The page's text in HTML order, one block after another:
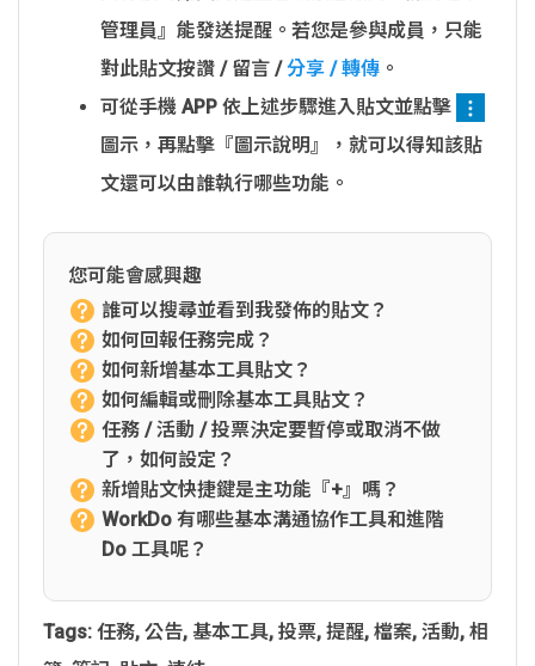
管理員』能發送提醒。若您是參與成員，只能
對此貼文按讚 / 留言 /分享 / 轉傳 。
可從手機 APP 依上述步驟進入貼文並點擊
圖示，再點擊『圖示說明』，就可以得知該貼
文還可以由誰執行哪些功能。
您可能會感興趣
誰可以搜尋並看到我發佈的貼文？
如何回報任務完成？
如何新增基本工具貼文？
如何編輯或刪除基本工具貼文？
任務 / 活動 / 投票決定要暫停或取消不做
了，如何設定？
新增貼文快捷鍵是主功能『+』嗎？
WorkDo 有哪些基本溝通協作工具和進階
Do 工具呢？
Tags: 任務, 公告, 基本工具, 投票, 提醒, 檔案, 活動, 相